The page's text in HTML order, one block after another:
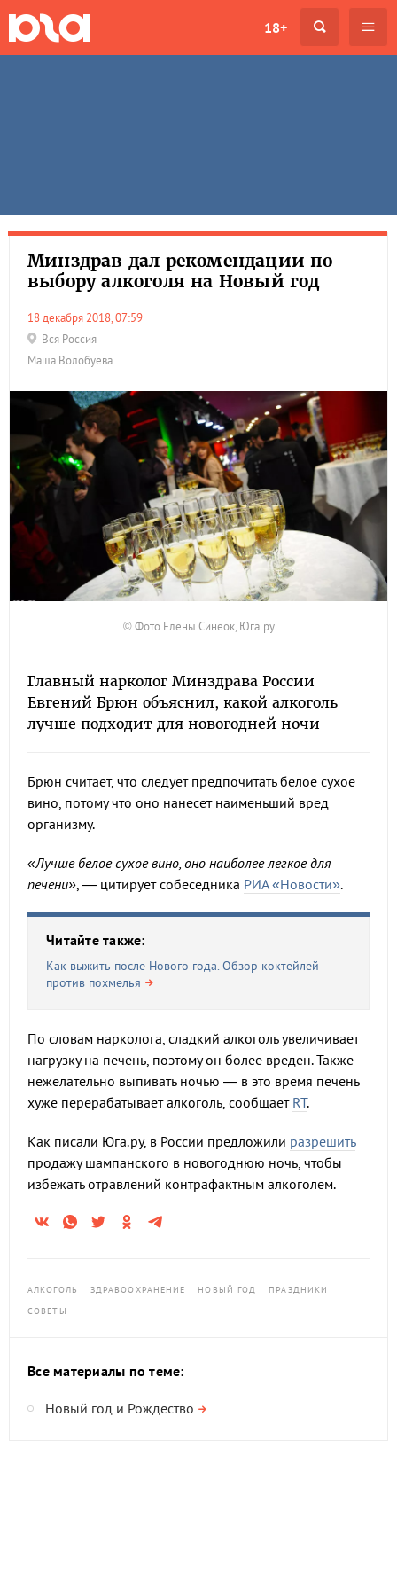
18+
Минздрав дал рекомендации по
выбору алкоголя на Новый год
18 декабря 2018, 07:59
Вся Россия
Маша Волобуева
© Фото Елены Синеок, Юга.ру
Главный нарколог Минздрава России
Евгений Брюн объяснил, какой алкоголь
лучше подходит для новогодней ночи
Брюн считает, что следует предпочитать белое сухое
вино, потому что оно нанесет наименьший вред
организму.
«Лучше белое сухое вино, оно наиболее легкое для
печени», — цитирует собеседника РИА «Новости».
Читайте также:
Как выжить после Нового года. Обзор коктейлей
против похмелья
По словам нарколога, сладкий алкоголь увеличивает
нагрузку на печень, поэтому он более вреден. Также
нежелательно выпивать ночью — в это время печень
хуже перерабатывает алкоголь, сообщает RT.
Как писали Юга.ру, в России предложили разрешить
продажу шампанского в новогоднюю ночь, чтобы
избежать отравлений контрафактным алкоголем.
АЛКОГОЛЬ ЗДРАВООХРАНЕНИЕ НОВЫЙ ГОД
ПРАЗДНИКИ
СОВЕТЫ
Все материалы по теме:
Новый год и Рождество